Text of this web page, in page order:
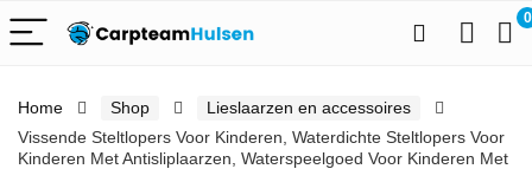
0
Home Shop
Lieslaarzen en accessoires
Vissende Steltlopers Voor Kinderen, Waterdichte Steltlopers Voor
Kinderen Met Antisliplaarzen, Waterspeelgoed Voor Kinderen Met